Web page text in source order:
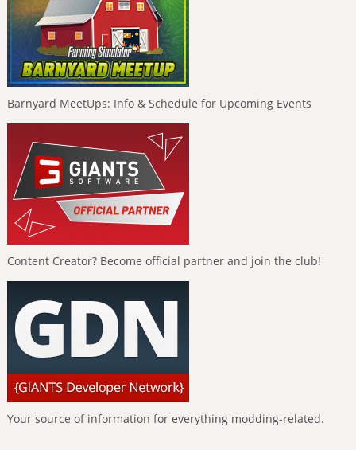
Barnyard MeetUps: Info & Schedule for Upcoming Events
Content Creator? Become official partner and join the club!
Your source of information for everything modding-related.